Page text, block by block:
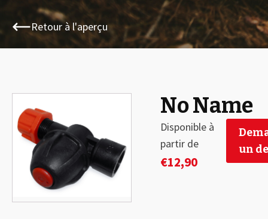
Retour à l'aperçu
No Name
Disponible à
partir de
€12,90
un